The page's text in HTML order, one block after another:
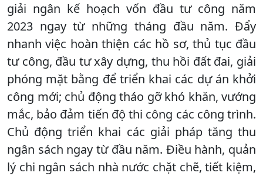
giải ngân kế hoạch vốn đầu tư công năm
2023 ngay từ những tháng đầu năm. Đẩy
nhanh việc hoàn thiện các hồ sơ, thủ tục đầu
tư công, đầu tư xây dựng, thu hồi đất đai, giải
phóng mặt bằng để triển khai các dự án khởi
công mới; chủ động tháo gỡ khó khăn, vướng
mắc, bảo đảm tiến độ thi công các công trình.
Chủ động triển khai các giải pháp tăng thu
ngân sách ngay từ đầu năm. Điều hành, quản
lý chi ngân sách nhà nước chặt chẽ, tiết kiệm,